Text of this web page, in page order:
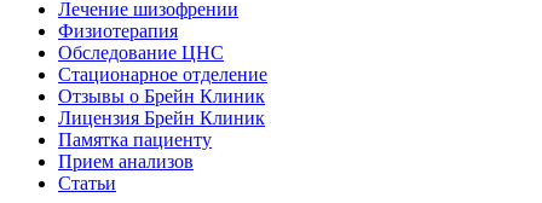
Лечение шизофрении
Физиотерапия
Обследование ЦНС
Стационарное отделение
Отзывы о Брейн Клиник
Лицензия Брейн Клиник
Памятка пациенту
Прием анализов
Статьи